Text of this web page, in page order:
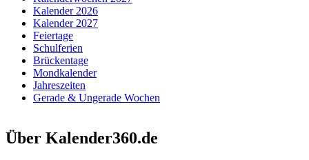
Kalender 2026
Kalender 2027
Feiertage
Schulferien
Brückentage
Mondkalender
Jahreszeiten
Gerade & Ungerade Wochen
Über Kalender360.de